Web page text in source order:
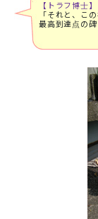
【トラフ博士】
「それと、こ
最高到達点の碑